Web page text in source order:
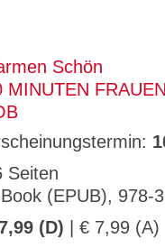
Schön
MINUTEN
Seiten
(EPUB), 978-
(D) | € 7,99 (A)